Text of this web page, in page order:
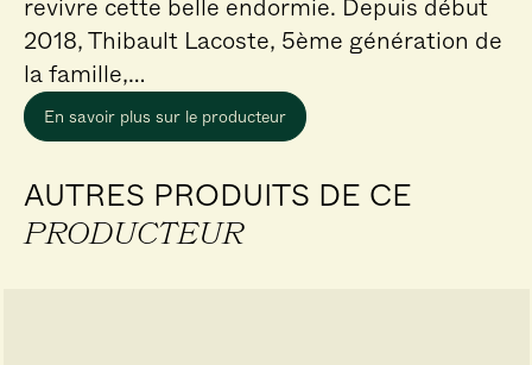
revivre cette belle endormie. Depuis début
2018, Thibault Lacoste, 5ème génération de
la famille,…
En savoir plus sur le producteur
AUTRES PRODUITS DE CE
PRODUCTEUR